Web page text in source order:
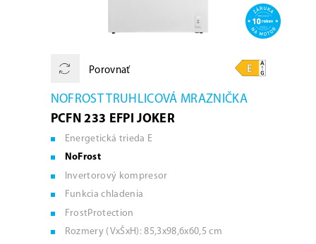
Porovnať
NOFROST TRUHLICOVÁ MRAZNIČKA
PCFN 233 EFPI JOKER
Energetická trieda E
NoFrost
Invertorový kompresor
Funkcia chladenia
FrostProtection
Rozmery (VxŠxH): 85,3x98,6x60,5 cm